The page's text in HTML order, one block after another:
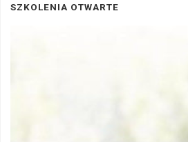
SZKOLENIA OTWARTE